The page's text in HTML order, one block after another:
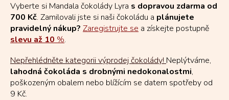
Vyberte si Mandala čokolády Lyra s dopravou zdarma od
700 Kč. Zamilovali jste si naši čokoládu a plánujete
pravidelný nákup? Zaregistrujte se a získejte postupně
slevu až 10 %.
Nepřehlédněte kategorii výprodej čokolády! Neplýtváme,
lahodná čokoláda s drobnými nedokonalostmi,
poškozeným obalem nebo blížícím se datem spotřeby od
9 Kč.